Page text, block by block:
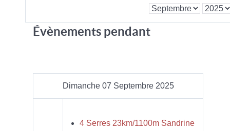
Évènements pendant
Dimanche 07 Septembre 2025
4 Serres 23km/1100m Sandrine